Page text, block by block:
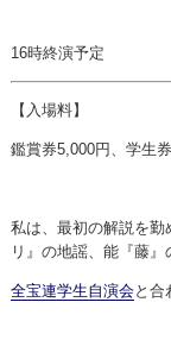
16時終演予定
【入場料】
鑑賞券5,000円、学生
私は、最初の解説を
リ』の地謡、能『藤』
全宝連学生自演会と合